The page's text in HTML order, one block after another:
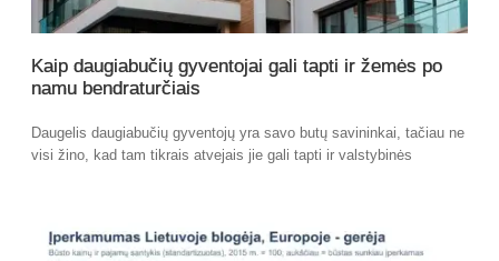
Kaip daugiabučių gyventojai gali tapti ir žemės po
namu bendraturčiais
Daugelis daugiabučių gyventojų yra savo butų savininkai, tačiau ne
visi žino, kad tam tikrais atvejais jie gali tapti ir valstybinės